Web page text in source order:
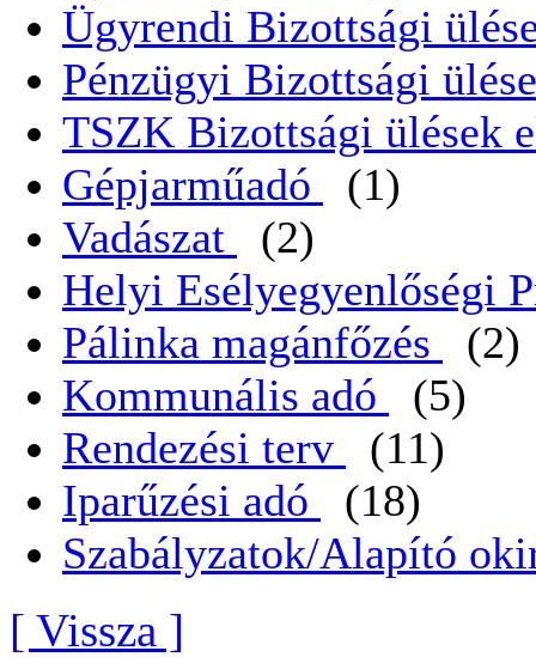
Ügyrendi Bizottsági
Pénzügyi Bizottsági
TSZK Bizottsági ülések
Gépjarműadó
(1)
Vadászat
(2)
Helyi Esélyegyenlőségi
Pálinka magánfőzés
(2)
Kommunális adó
(5)
Rendezési terv
(11)
Iparűzési adó
(18)
Szabályzatok/Alapító
[ Vissza ]